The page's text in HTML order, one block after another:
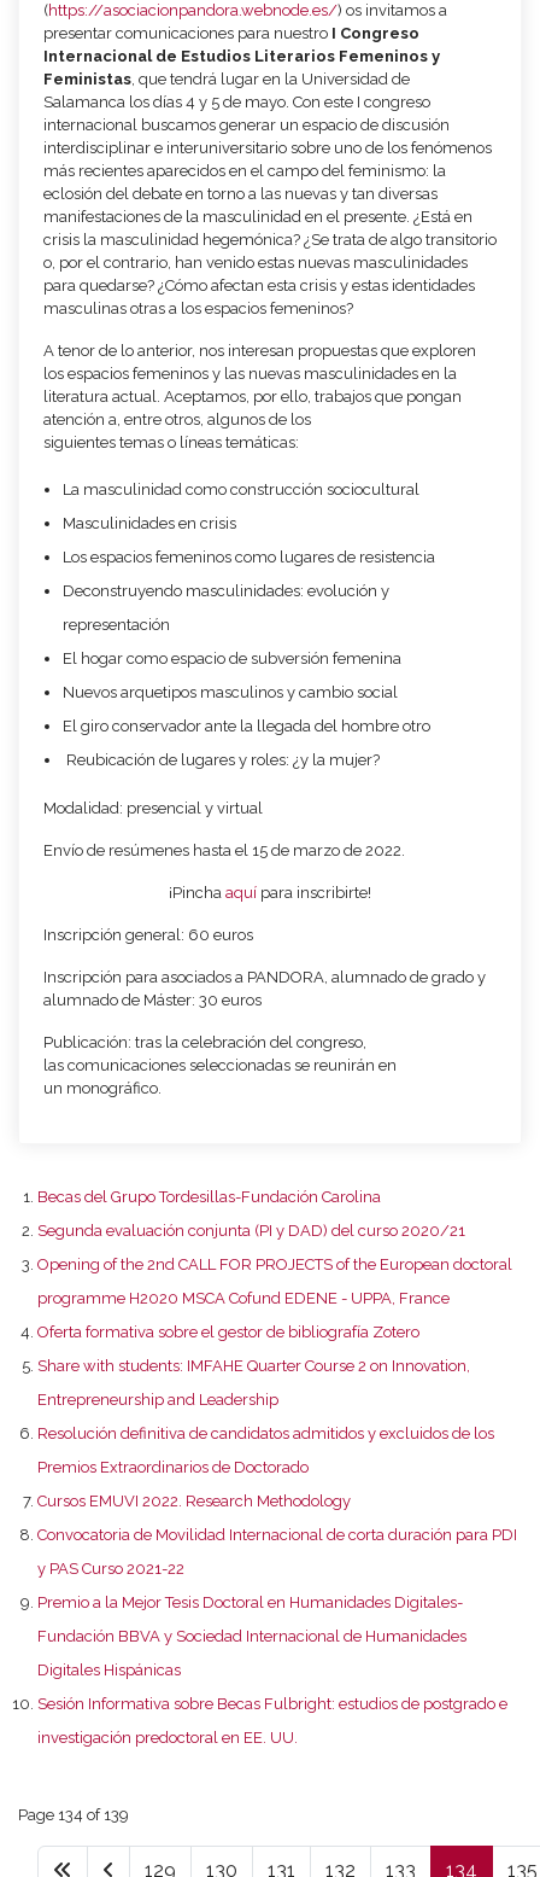
(https://asociacionpandora.webnode.es/) os invitamos a
presentar comunicaciones para nuestro I Congreso
Internacional de Estudios Literarios Femeninos y
Feministas, que tendrá lugar en la Universidad de
Salamanca los días 4 y 5 de mayo. Con este I congreso
internacional buscamos generar un espacio de discusión
interdisciplinar e interuniversitario sobre uno de los fenómenos
más recientes aparecidos en el campo del feminismo: la
eclosión del debate en torno a las nuevas y tan diversas
manifestaciones de la masculinidad en el presente. ¿Está en
crisis la masculinidad hegemónica? ¿Se trata de algo transitorio
o, por el contrario, han venido estas nuevas masculinidades
para quedarse? ¿Cómo afectan esta crisis y estas identidades
masculinas otras a los espacios femeninos?
A tenor de lo anterior, nos interesan propuestas que exploren
los espacios femeninos y las nuevas masculinidades en la
literatura actual. Aceptamos, por ello, trabajos que pongan
atención a, entre otros, algunos de los
siguientes temas o líneas temáticas:
La masculinidad como construcción sociocultural
Masculinidades en crisis
Los espacios femeninos como lugares de resistencia
Deconstruyendo masculinidades: evolución y
representación
El hogar como espacio de subversión femenina
Nuevos arquetipos masculinos y cambio social
El giro conservador ante la llegada del hombre otro
Reubicación de lugares y roles: ¿y la mujer?
Modalidad: presencial y virtual
Envío de resúmenes hasta el 15 de marzo de 2022.
¡Pincha aquí para inscribirte!
Inscripción general: 60 euros
Inscripción para asociados a PANDORA, alumnado de grado y
alumnado de Máster: 30 euros
Publicación: tras la celebración del congreso,
las comunicaciones seleccionadas se reunirán en
un monográfico.
Becas del Grupo Tordesillas-Fundación Carolina
Segunda evaluación conjunta (PI y DAD) del curso 2020/21
Opening of the 2nd CALL FOR PROJECTS of the European doctoral
programme H2020 MSCA Cofund EDENE - UPPA, France
Oferta formativa sobre el gestor de bibliografía Zotero
Share with students: IMFAHE Quarter Course 2 on Innovation,
Entrepreneurship and Leadership
Resolución definitiva de candidatos admitidos y excluidos de los
Premios Extraordinarios de Doctorado
Cursos EMUVI 2022. Research Methodology
Convocatoria de Movilidad Internacional de corta duración para PDI
y PAS Curso 2021-22
Premio a la Mejor Tesis Doctoral en Humanidades Digitales-
Fundación BBVA y Sociedad Internacional de Humanidades
Digitales Hispánicas
Sesión Informativa sobre Becas Fulbright: estudios de postgrado e
investigación predoctoral en EE. UU.
Page 134 of 139
129 130 131 132 133 134 135